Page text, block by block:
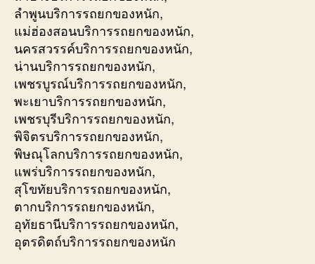
ลำพูนบริการรถยกของหนัก,
แม่ฮ่องสอนบริการรถยกของหนัก,
นครสวรรค์บริการรถยกของหนัก,
น่านบริการรถยกของหนัก,
เพชรบูรณ์บริการรถยกของหนัก,
พะเยาบริการรถยกของหนัก,
เพชรบุรีบริการรถยกของหนัก,
พิจิตรบริการรถยกของหนัก,
พิษณุโลกบริการรถยกของหนัก,
แพร่บริการรถยกของหนัก,
สุโขทัยบริการรถยกของหนัก,
ตากบริการรถยกของหนัก,
อุทัยธานีบริการรถยกของหนัก,
อุตรดิตถ์บริการรถยกของหนัก